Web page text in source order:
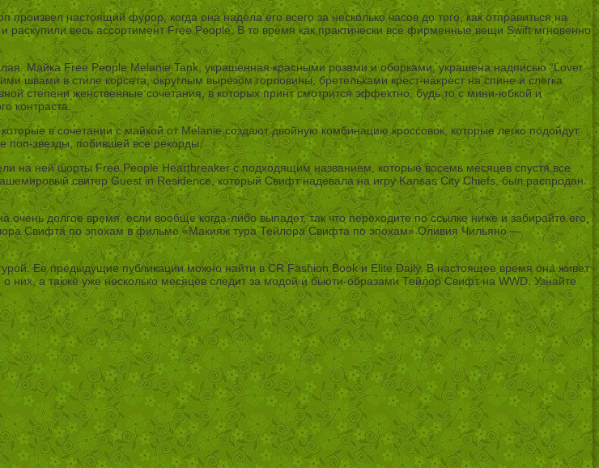
настоящий фурор, когда она надела его всего за несколько часов до того, как отправиться на
весь ассортимент Free People. В то время как практически все фирменные вещи Swift мгновенно
Майка Free People Melanie Tank, украшенная красными розами и оборками, украшена надписью “Lover
швами в стиле корсета, округлым вырезом горловины, бретельками крест-накрест на спине и слегка
степени женственные сочетания, в которых принт смотрится эффектно, будь то с мини-юбкой и
контраста.
в сочетании с майкой от Melanie создают двойную комбинацию кроссовок, которые легко подойдут
поп-звезды, побившей все рекорды.
на ней шорты Free People Heartbreaker с подходящим названием, которые восемь месяцев спустя все
свитер Guest in Residence, который Свифт надевала на игру Kansas City Chiefs, был распродан
долгое время, если вообще когда-либо выпадет, так что переходите по ссылке ниже и забирайте его,
Свифта по эпохам в фильме «Макияж тура Тейлора Свифта по эпохам» Оливия Чильяно —
Ее предыдущие публикации можно найти в CR Fashion Book и Elite Daily. В настоящее время она живет
них, а также уже несколько месяцев следит за модой и бьюти-образами Тейлор Свифт на WWD. Узнайте